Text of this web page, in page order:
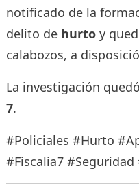
notificado de la
delito de hurtoy
calabozos, a
La investigación
7.
#Policiales #Hurto
#Fiscalia7